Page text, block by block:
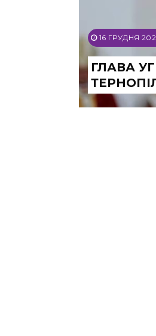
16 ГРУДНЯ
ГЛАВА